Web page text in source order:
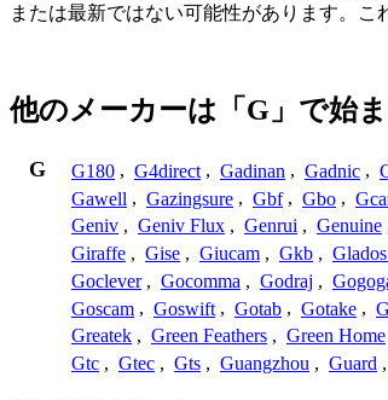
または最新ではない可能性があります。
他のメーカーは「G」で始
G G180 , G4direct , Gadinan , Gadnic ,
Gawell , Gazingsure , Gbf , Gbo ,
Geniv , Geniv Flux , Genrui , Genuine
Giraffe , Gise , Giucam , Gkb ,
Goclever , Gocomma , Godraj ,
Goscam , Goswift , Gotab , Gotake ,
Greatek , Green Feathers , Green Home
Gtc , Gtec , Gts , Guangzhou , Guard ,